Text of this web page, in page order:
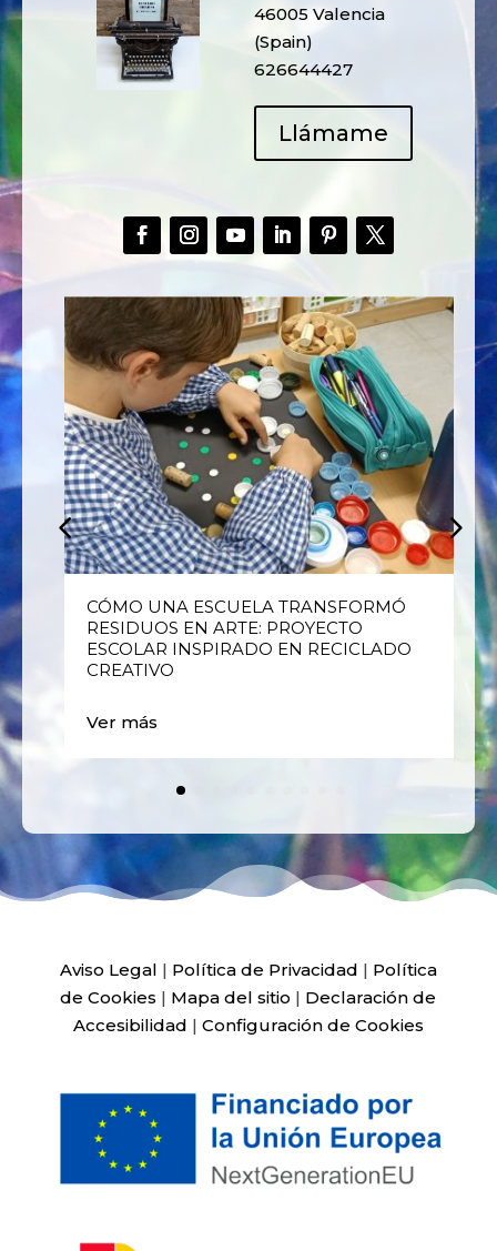
46005 Valencia
(Spain)
626644427
Llámame
CÓMO UNA ESCUELA TRANSFORMÓ
RESIDUOS EN ARTE: PROYECTO
ESCOLAR INSPIRADO EN RECICLADO
CREATIVO
Ver más
Aviso Legal | Política de Privacidad | Política
de Cookies | Mapa del sitio | Declaración de
Accesibilidad | Configuración de Cookies